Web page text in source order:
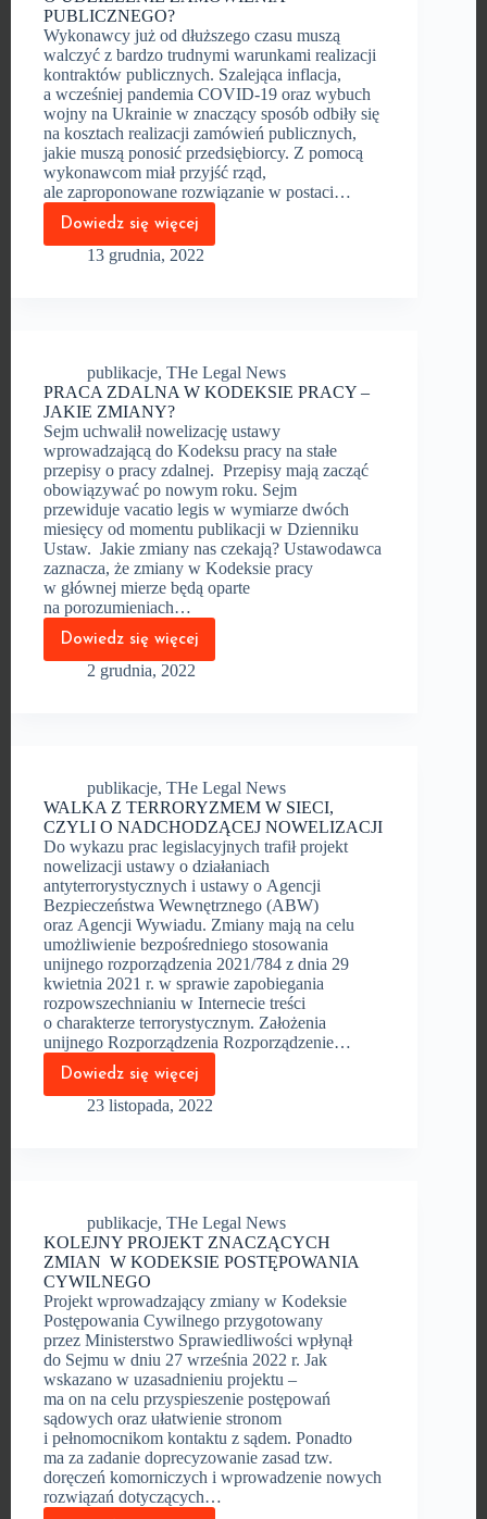
PUBLICZNEGO?
Wykonawcy już od dłuższego czasu muszą
walczyć z bardzo trudnymi warunkami realizacji
kontraktów publicznych. Szalejąca inflacja,
a wcześniej pandemia COVID-19 oraz wybuch
wojny na Ukrainie w znaczący sposób odbiły się
na kosztach realizacji zamówień publicznych,
jakie muszą ponosić przedsiębiorcy. Z pomocą
wykonawcom miał przyjść rząd,
ale zaproponowane rozwiązanie w postaci…
Dowiedz się więcej
JAK
SKUTECZNIE
WALCZYĆ
PUBLICZNEGO?
13 grudnia, 2022
publikacje, THe Legal News
PRACA ZDALNA W KODEKSIE PRACY –
JAKIE ZMIANY?
Sejm uchwalił nowelizację ustawy
wprowadzającą do Kodeksu pracy na stałe
przepisy o pracy zdalnej. Przepisy mają zacząć
obowiązywać po nowym roku. Sejm
przewiduje vacatio legis w wymiarze dwóch
miesięcy od momentu publikacji w Dzienniku
Ustaw. Jakie zmiany nas czekają? Ustawodawca
zaznacza, że zmiany w Kodeksie pracy
w głównej mierze będą oparte
na porozumieniach…
Dowiedz się więcej
PRACA
ZDALNA
W KODEKSIE
2 grudnia, 2022
publikacje, THe Legal News
WALKA Z TERRORYZMEM W SIECI,
CZYLI O NADCHODZĄCEJ NOWELIZACJI
Do wykazu prac legislacyjnych trafił projekt
nowelizacji ustawy o działaniach
antyterrorystycznych i ustawy o Agencji
Bezpieczeństwa Wewnętrznego (ABW)
oraz Agencji Wywiadu. Zmiany mają na celu
umożliwienie bezpośredniego stosowania
unijnego rozporządzenia 2021/784 z dnia 29
kwietnia 2021 r. w sprawie zapobiegania
rozpowszechnianiu w Internecie treści
o charakterze terrorystycznym. Założenia
unijnego Rozporządzenia Rozporządzenie…
Dowiedz się więcej
WALKA
Z TERRORYZMEM
W SIECI,
23 listopada, 2022
publikacje, THe Legal News
KOLEJNY PROJEKT ZNACZĄCYCH
ZMIAN W KODEKSIE POSTĘPOWANIA
CYWILNEGO
Projekt wprowadzający zmiany w Kodeksie
Postępowania Cywilnego przygotowany
przez Ministerstwo Sprawiedliwości wpłynął
do Sejmu w dniu 27 września 2022 r. Jak
wskazano w uzasadnieniu projektu –
ma on na celu przyspieszenie postępowań
sądowych oraz ułatwienie stronom
i pełnomocnikom kontaktu z sądem. Ponadto
ma za zadanie doprecyzowanie zasad tzw.
doręczeń komorniczych i wprowadzenie nowych
rozwiązań dotyczących…